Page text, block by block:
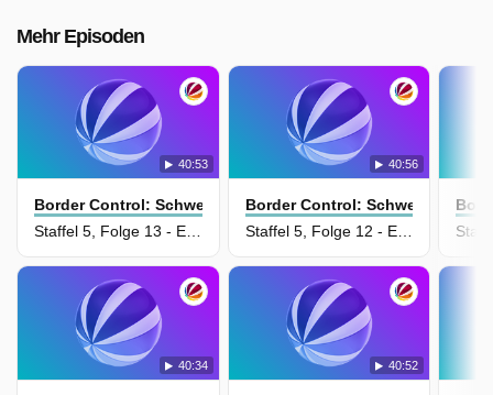
Mehr Episoden
40:53
Border Control: Schwedens Grenzschützer
Staffel 5, Folge 13 - Episode 13
40:56
Border Control: Schwedens
Staffel 5, Folge 12 - Episode 12
40:34 40:52